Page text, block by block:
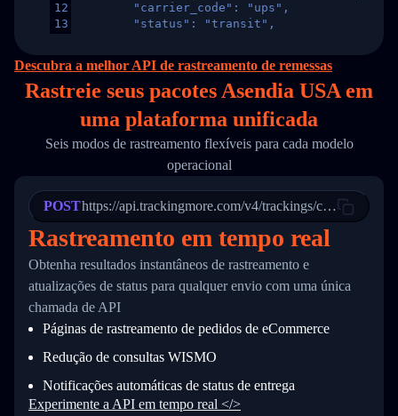
12
13
16
17
20
21
24
26
27
28
29
31
32
34
        "carrier_code": "ups",
        "status": "transit",
        "itemTimeLength": 2,
        "weblink": "",
        "phone": null,
        "trackinfo": [
          {
            "Date": "2017-03-08 04: 22: 00",
"StatusDescription": "Departed
          },
          {
            "Date": "2017-03-06 15:28:00",
"StatusDescription": "Shipment
"Details": "BEIJING-
          }
      }
    ]
}
Descubra a melhor API de rastreamento de remessas
Rastreie seus pacotes Asendia USA em
uma plataforma unificada
Seis modos de rastreamento flexíveis para cada modelo
operacional
POSThttps://api.trackingmore.com/v4/trackings/create
Rastreamento em tempo real
Obtenha resultados instantâneos de rastreamento e
atualizações de status para qualquer envio com uma única
chamada de API
Páginas de rastreamento de pedidos de eCommerce
Redução de consultas WISMO
Notificações automáticas de status de entrega
Experimente a API em tempo real </>